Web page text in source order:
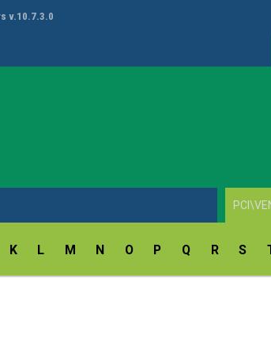
(UAD) Driver (Asus&Asrock) v.6.0.10012.1
K L M N O P Q R S